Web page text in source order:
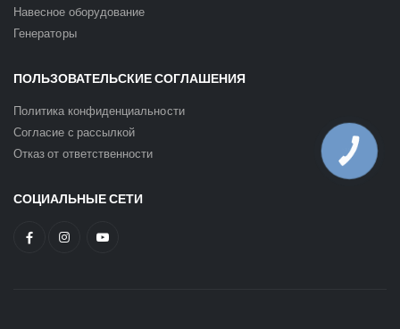
Навесное оборудование
Генераторы
ПОЛЬЗОВАТЕЛЬСКИЕ СОГЛАШЕНИЯ
Политика конфиденциальности
Согласие с рассылкой
Отказ от ответственности
СОЦИАЛЬНЫЕ СЕТИ
КНОПКА
ЗВ'ЯЗКУ